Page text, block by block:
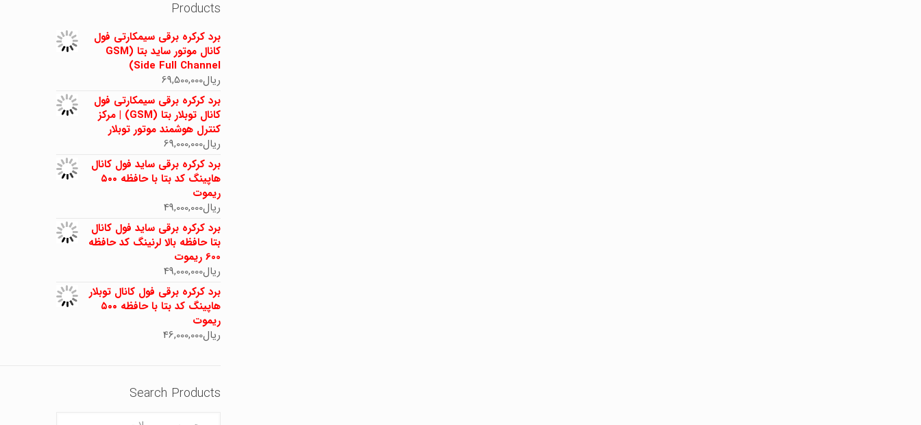
Products
برد کرکره برقی سیمکارتی فول
کانال موتور ساید بتا (GSM
Side Full Channel)
ریال69,500,000
برد کرکره برقی سیمکارتی فول
کانال توبلار بتا (GSM) | مرکز
کنترل هوشمند موتور توبلار
ریال69,000,000
برد کرکره برقی ساید فول کانال
هاپینگ کد بتا با حافظه ۵۰۰
ریموت
ریال49,000,000
برد کرکره برقی ساید فول کانال
بتا حافظه بالا لرنینگ کد حافظه
600 ریموت
ریال49,000,000
برد کرکره برقی فول کانال توبلار
هاپینگ کد بتا با حافظه ۵۰۰
ریموت
ریال46,000,000
Search Products